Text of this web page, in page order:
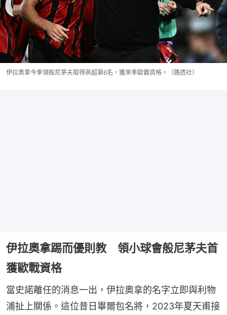
伊拉奧拿今季領般尼茅夫取得英超第6名，獲來季歐霸資格。（路透社）
伊拉奧拿踢而優則教 領小球會般尼茅夫首
獲歐戰資格
當史諾離任的消息一出，伊拉奧拿的名字立即與利物
浦扯上關係。這位昔日畢爾包名將，2023年夏天甫接